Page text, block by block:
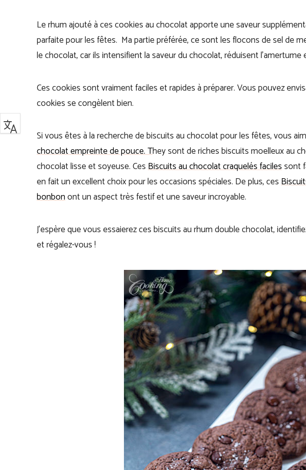
Le rhum ajouté à ces cookies au chocolat apporte une saveur
parfaite pour les fêtes. Ma partie préférée, ce sont les flocons de sel de
le chocolat, car ils intensifient la saveur du chocolat, réduisent
Ces cookies sont vraiment faciles et rapides à préparer. Vous pouvez
cookies se congèlent bien.
Si vous êtes à la recherche de biscuits au chocolat pour les fêtes, vous
chocolat empreinte de pouce. They sont de riches biscuits moelleux au
chocolat lisse et soyeuse. CesBiscuits au chocolat craquelés facilessont
en fait un excellent choix pour les occasions spéciales. De plus, ces
bonbonont un aspect très festif et une saveur incroyable.
J’espère que vous essaierez ces biscuits au rhum double chocolat,
et régalez-vous !